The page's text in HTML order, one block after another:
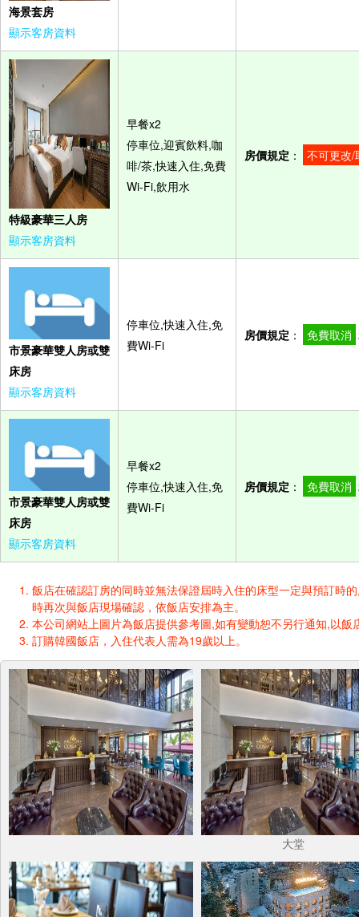
海景套房
顯示客房資料
特級豪華三人房
顯示客房資料
早餐x2
停車位,迎賓飲料,咖
啡/茶,快速入住,免費
Wi-Fi,飲用水
房價規定 ： 不可更改/
市景豪華雙人房或雙
床房
顯示客房資料
停車位,快速入住,免
費Wi-Fi
房價規定 ： 免費取消
市景豪華雙人房或雙
床房
顯示客房資料
早餐x2
停車位,快速入住,免
費Wi-Fi
房價規定 ： 免費取消
飯店在確認訂房的同時並無法保證屆時入住的床型一定與預訂時
時再次與飯店現場確認，依飯店安排為主。
本公司網站上圖片為飯店提供參考圖,如有變動恕不另行通知,以飯
訂購韓國飯店，入住代表人需為19歲以上。
大堂